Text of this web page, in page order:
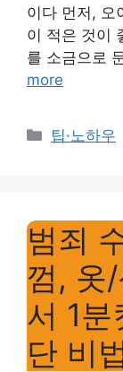
이다 먼저, 오
이 적은 것이
를 소금으로
more
Categories
팁·노하우
범죄
껌, 옷
서 1
단 비